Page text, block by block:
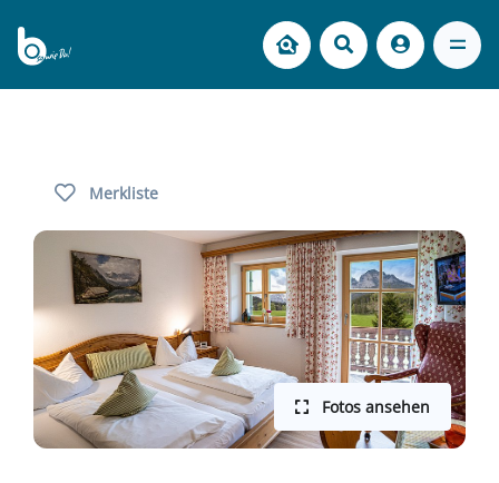
Merkliste
Fotos ansehen